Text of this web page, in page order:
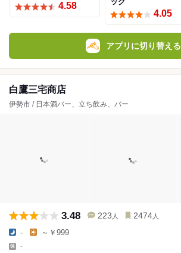
4.58
4.05
アプリに切り替える
白鷹三宅商店
伊勢市 / 日本酒バー、立ち飲み、バー
3.48 223 人 2474 人
- ～￥999
-